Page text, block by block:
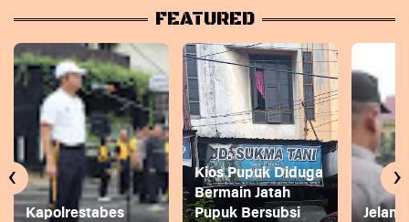
FEATURED
Kapolrestabes
Kios Pupuk Diduga
Bermain Jatah
Pupuk Bersubsi
‹ ›